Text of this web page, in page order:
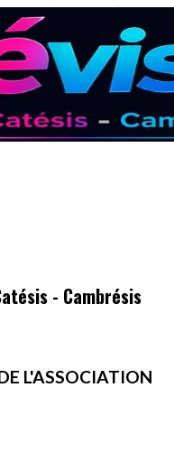
- Cambrésis
L'ASSOCIATION